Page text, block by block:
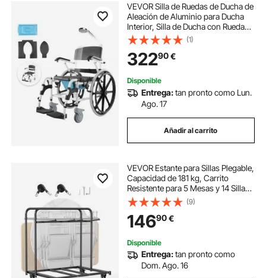
VEVOR Silla de Ruedas de Ducha de
Aleación de Aluminio para Ducha
Interior, Silla de Ducha con Ruedas
Ajustable con Freno para Adultos
Discapacitados, Carga de 136 kg,
1015 x 620 x 920 mm, Negro
(1)
32290€
Disponible
Entrega:tan pronto como Lun.
Ago. 17
Añadir al carrito
VEVOR Estante para Sillas Plegable,
Capacidad de 181 kg, Carrito
Resistente para 5 Mesas y 14 Sillas,
Soporte para Sillas con Ruedas
Giratorias y Ruedas de Bloqueo
para Fiestas, Eventos, Negro Mate
(9)
14690€
Disponible
Entrega:tan pronto como
Dom. Ago. 16